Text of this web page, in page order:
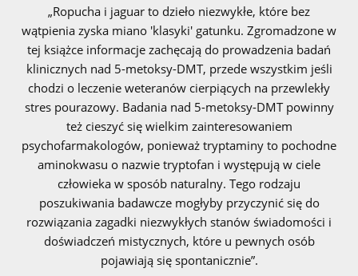
„Ropucha i jaguar to dzieło niezwykłe, które bez
wątpienia zyska miano 'klasyki' gatunku. Zgromadzone w
tej książce informacje zachęcają do prowadzenia badań
klinicznych nad 5-metoksy-DMT, przede wszystkim jeśli
chodzi o leczenie weteranów cierpiących na przewlekły
stres pourazowy. Badania nad 5-metoksy-DMT powinny
też cieszyć się wielkim zainteresowaniem
psychofarmakologów, ponieważ tryptaminy to pochodne
aminokwasu o nazwie tryptofan i występują w ciele
człowieka w sposób naturalny. Tego rodzaju
poszukiwania badawcze mogłyby przyczynić się do
rozwiązania zagadki niezwykłych stanów świadomości i
doświadczeń mistycznych, które u pewnych osób
pojawiają się spontanicznie”.